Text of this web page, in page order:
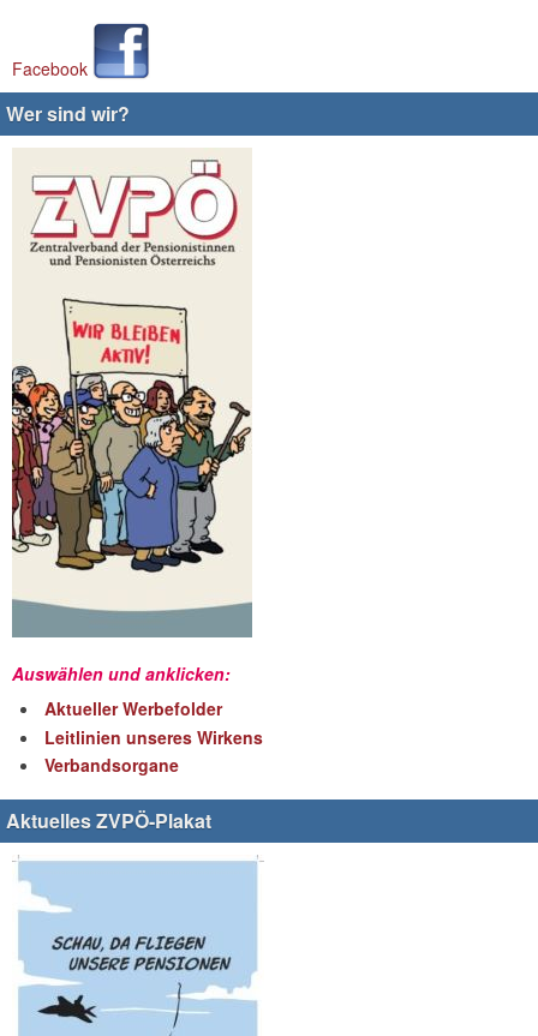
Facebook
Wer sind wir?
Auswählen und anklicken:
Aktueller Werbefolder
Leitlinien unseres Wirkens
Verbandsorgane
Aktuelles ZVPÖ-Plakat